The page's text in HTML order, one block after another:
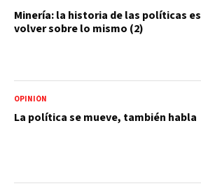
Minería: la historia de las políticas es
volver sobre lo mismo (2)
OPINIÓN
La política se mueve, también habla